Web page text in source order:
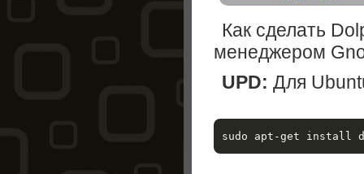
Как сделать
менеджером
UPD: Для